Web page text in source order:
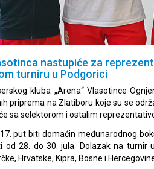
nastupiće za
turniru u Podgorici
kluba „Arena“ Vlasotince
priprema na Zlatiboru koje su se
sa selektorom i ostalim
put biti domaćin međunarodnog
od 28. do 30. jula. Dolazak na turnir
Hrvatske, Kipra, Bosne i